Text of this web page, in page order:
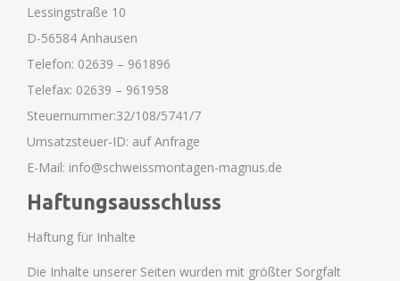
Lessingstraße 10
D-56584 Anhausen
Telefon: 02639 – 961896
Telefax: 02639 – 961958
Steuernummer:32/108/5741/7
Umsatzsteuer-ID: auf Anfrage
E-Mail: info@schweissmontagen-magnus.de
Haftungsausschluss
Haftung für Inhalte
Die Inhalte unserer Seiten wurden mit größter Sorgfalt